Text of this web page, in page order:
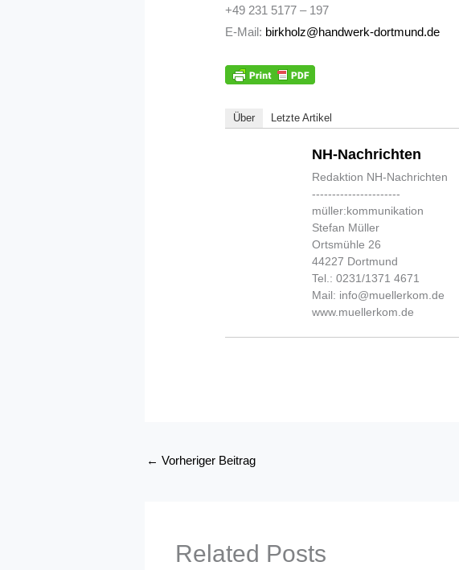
+49 231 5177 – 197
E-Mail: birkholz@handwerk-dortmund.de
Über Letzte Artikel
NH-Nachrichten
Redaktion NH-Nachrichten
----------------------
müller:kommunikation
Stefan Müller
Ortsmühle 26
44227 Dortmund
Tel.: 0231/1371 4671
Mail: info@muellerkom.de
www.muellerkom.de
← Vorheriger Beitrag
Related Posts